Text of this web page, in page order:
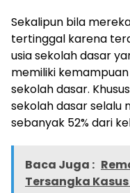
Sekalipun bila
tertinggal karena
usia sekolah dasar
memiliki
sekolah dasar.
sekolah dasar selalu
sebanyak 52% dari
Baca Juga :
Tersangka